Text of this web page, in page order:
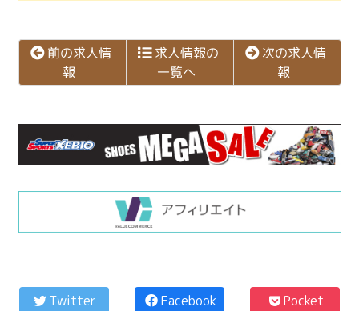
前の求人情
報
求人情報の
一覧へ
次の求人情
報
Twitter Facebook
Pocket